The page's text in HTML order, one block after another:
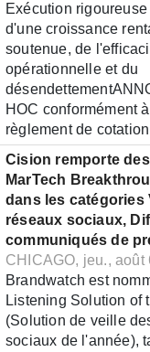
Exécution
d'une croissance
soutenue, de
opérationnelle et du
HOC conformément
règlement de
Cision remporte
MarTech
dans les catégories
réseaux sociaux,
communiqués de
CHICAGO, jeu., août
Brandwatch est
Listening Solution of
(Solution de veille
sociaux de l'année),